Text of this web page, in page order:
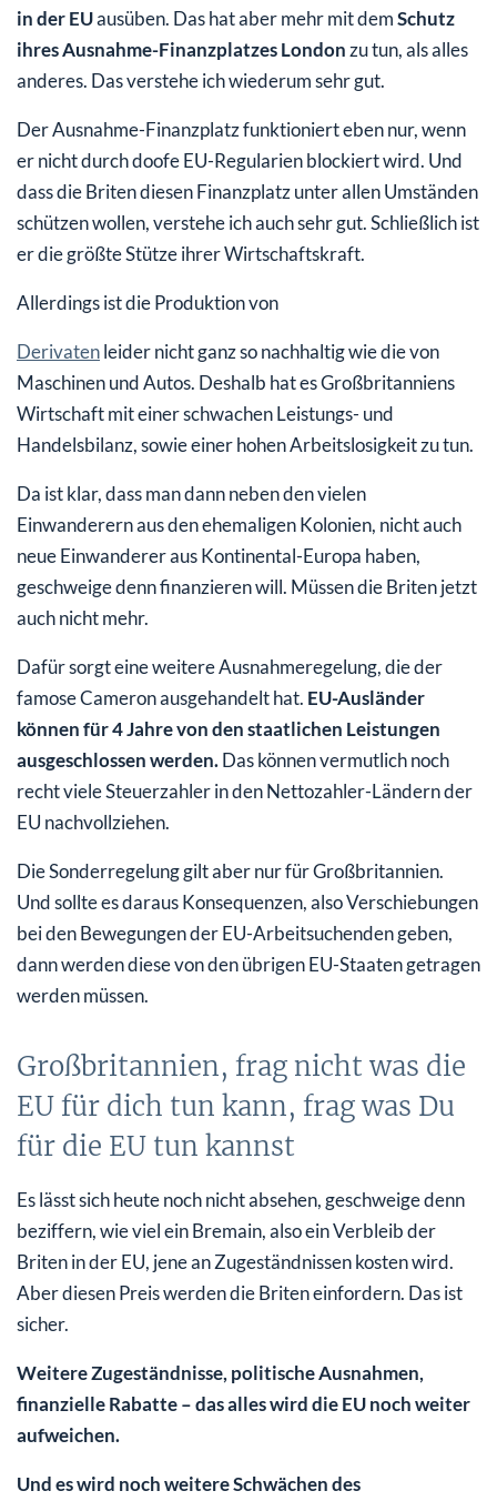
in der EUausüben. Das hat aber mehr mit demSchutz
ihres Ausnahme-Finanzplatzes Londonzu tun, als alles
anderes. Das verstehe ich wiederum sehr gut.
Der Ausnahme-Finanzplatz funktioniert eben nur, wenn
er nicht durch doofe EU-Regularien blockiert wird. Und
dass die Briten diesen Finanzplatz unter allen Umständen
schützen wollen, verstehe ich auch sehr gut. Schließlich ist
er die größte Stütze ihrer Wirtschaftskraft.
Allerdings ist die Produktion von
Derivatenleider nicht ganz so nachhaltig wie die von
Maschinen und Autos. Deshalb hat es Großbritanniens
Wirtschaft mit einer schwachen Leistungs- und
Handelsbilanz, sowie einer hohen Arbeitslosigkeit zu tun.
Da ist klar, dass man dann neben den vielen
Einwanderern aus den ehemaligen Kolonien, nicht auch
neue Einwanderer aus Kontinental-Europa haben,
geschweige denn finanzieren will. Müssen die Briten jetzt
auch nicht mehr.
Dafür sorgt eine weitere Ausnahmeregelung, die der
famose Cameron ausgehandelt hat. EU-Ausländer
können für 4 Jahre von den staatlichen Leistungen
ausgeschlossen werden.Das können vermutlich noch
recht viele Steuerzahler in den Nettozahler-Ländern der
EU nachvollziehen.
Die Sonderregelung gilt aber nur für Großbritannien.
Und sollte es daraus Konsequenzen, also Verschiebungen
bei den Bewegungen der EU-Arbeitsuchenden geben,
dann werden diese von den übrigen EU-Staaten getragen
werden müssen.
Großbritannien, frag nicht was die
EU für dich tun kann, frag was Du
für die EU tun kannst
Es lässt sich heute noch nicht absehen, geschweige denn
beziffern, wie viel ein Bremain, also ein Verbleib der
Briten in der EU, jene an Zugeständnissen kosten wird.
Aber diesen Preis werden die Briten einfordern. Das ist
sicher.
Weitere Zugeständnisse, politische Ausnahmen,
finanzielle Rabatte – das alles wird die EU noch weiter
aufweichen.
Und es wird noch weitere Schwächen des